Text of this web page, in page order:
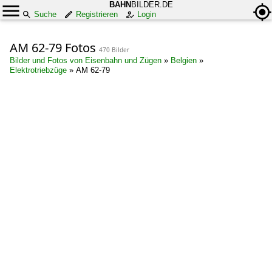
BAHN BILDER.DE
Suche
Registrieren Login
AM 62-79 Fotos 470 Bilder
Bilder und Fotos von Eisenbahn und Zügen » Belgien »
Elektrotriebzüge » AM 62-79